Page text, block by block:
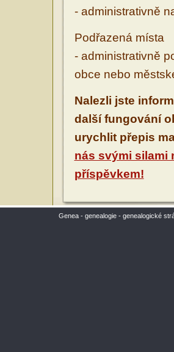
- administrativně
Podřazená místa
- administrativně
obce nebo
Nalezli jste
další fungování
urychlit přepis
nás svými silami
příspěvkem!
Genea - genealogie - genealogické